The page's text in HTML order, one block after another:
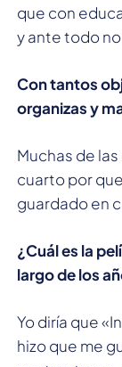
que con
y ante todo
Con tantos
organizas y
Muchas de
cuarto por
guardado en
¿Cuál es la
largo de los
Yo diría que
hizo que me